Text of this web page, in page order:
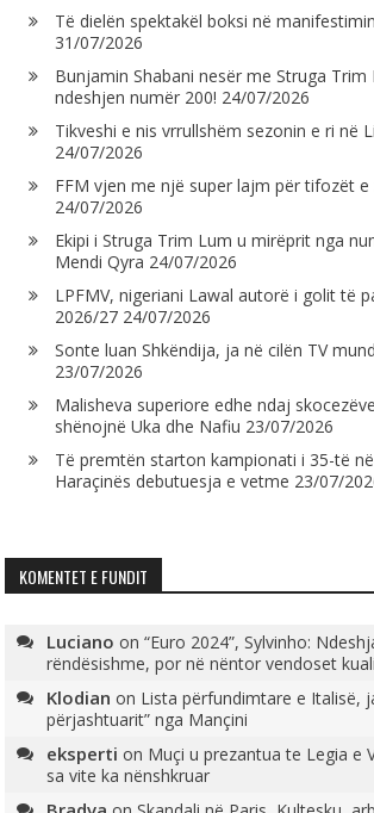
Të dielën spektakël boksi në
31/07/2026
Bunjamin Shabani nesër me Struga Trim
ndeshjen numër 200! 24/07/2026
Tikveshi e nis vrrullshëm sezonin e ri në
24/07/2026
FFM vjen me një super lajm për tifozët e
24/07/2026
Ekipi i Struga Trim Lum u mirëprit nga
Mendi Qyra 24/07/2026
LPFMV, nigeriani Lawal autorë i golit të
2026/27 24/07/2026
Sonte luan Shkëndija, ja në cilën TV
23/07/2026
Malisheva superiore edhe ndaj
shënojnë Uka dhe Nafiu 23/07/2026
Të premtën starton kampionati i 35-të
Haraçinës debutuesja e vetme 23/07/
KOMENTET E FUNDIT
Luciano on“Euro 2024”, Sylvinho:
rëndësishme, por në nëntor vendoset
Klodian on Lista përfundimtare e Italisë,
përjashtuarit” nga Mançini
eksperti on Muçi u prezantua te Legia e
sa vite ka nënshkruar